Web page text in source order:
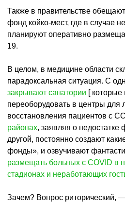
Также в правительстве
фонд койко-мест, где в случае
планируют оперативно
19.
В целом, в медицине области
парадоксальная ситуация. С
закрывают санатории [
переоборудовать в центры для
восстановления пациентов с
районах, заявляя о
другой, постоянно создают
фонды», и озвучивают
размещать больных с COVID в
стадионах и неработающих
Зачем? Вопрос риторический,